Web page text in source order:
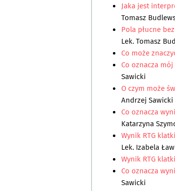
Jaka jest
Tomasz
Pola płucne
Lek. Tomasz
Co może
Co oznacza
Sawicki
O czym może
Andrzej Sawicki
Co oznacza
Katarzyna
Wynik RTG
Lek. Izabela
Wynik RTG
Co oznacza
Sawicki